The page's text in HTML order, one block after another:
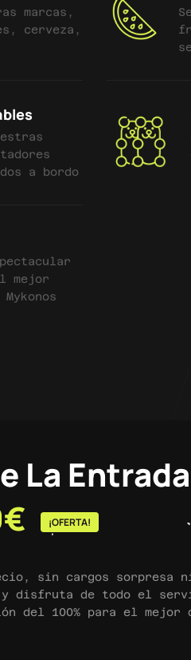
marcas,
cerveza,
a bordo
mejor
La
¡OFERTA!
sin cargos sorpresa
y disfruta de todo el
del 100% para el mejor